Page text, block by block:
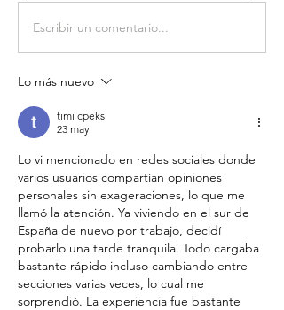
Escribir un comentario...
Lo más nuevo
timi cpeksi
23 may
Lo vi mencionado en redes sociales donde
varios usuarios compartían opiniones
personales sin exageraciones, lo que me
llamó la atención. Ya viviendo en el sur de
España de nuevo por trabajo, decidí
probarlo una tarde tranquila. Todo cargaba
bastante rápido incluso cambiando entre
secciones varias veces, lo cual me
sorprendió. La experiencia fue bastante